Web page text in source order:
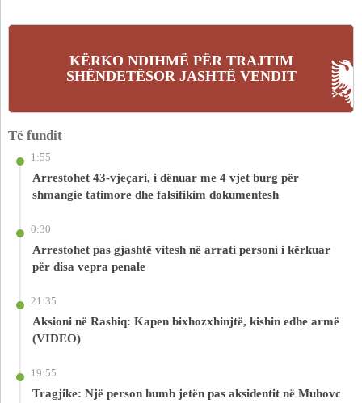
KËRKO NDIHMË PËR TRAJTIM
SHËNDETËSOR JASHTË VENDIT
Të fundit
1:55
Arrestohet 43-vjeçari, i dënuar me 4 vjet burg për
shmangie tatimore dhe falsifikim dokumentesh
0:30
Arrestohet pas gjashtë vitesh në arrati personi i kërkuar
për disa vepra penale
21:35
Aksioni në Rashiq: Kapen bixhozxhinjtë, kishin edhe armë
(VIDEO)
19:55
Tragjike: Një person humb jetën pas aksidentit në Muhovc